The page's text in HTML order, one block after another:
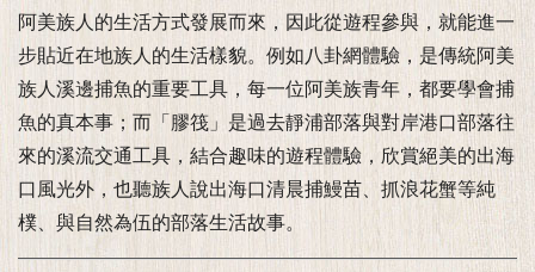
阿美族人的生活方式發展而來，因此從遊程參與，就能進一
步貼近在地族人的生活樣貌。例如八卦網體驗，是傳統阿美
族人溪邊捕魚的重要工具，每一位阿美族青年，都要學會捕
魚的真本事；而「膠筏」是過去靜浦部落與對岸港口部落往
來的溪流交通工具，結合趣味的遊程體驗，欣賞絕美的出海
口風光外，也聽族人說出海口清晨捕鰻苗、抓浪花蟹等純
樸、與自然為伍的部落生活故事。